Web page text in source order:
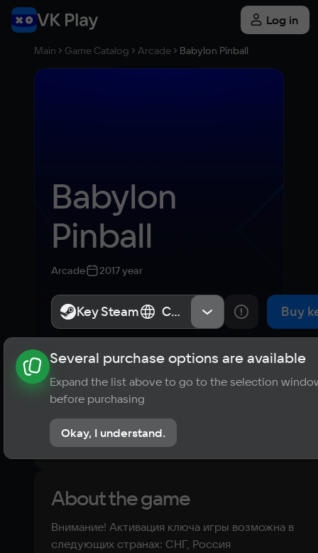
Log in
Main Game Catalog Arcade Babylon Pinball
Babylon
Pinball
Arcade 2017 year
Key Steam СНГ, Россия Buy
About the game News Requirements
? Player ratings
No reviews
About the game
Внимание! Активация ключа игры возможна в
следующих странах: СНГ, Россия
Key Steam СНГ, Россия
Several purchase options are available
Expand the list above to go to the selection
before purchasing
Okay, I understand.